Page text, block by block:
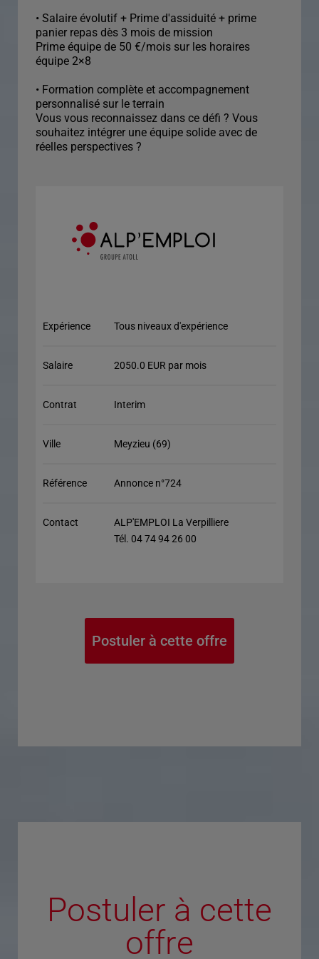
• Salaire évolutif + Prime d'assiduité + prime
panier repas dès 3 mois de mission
Prime équipe de 50 €/mois sur les horaires
équipe 2×8
• Formation complète et accompagnement
personnalisé sur le terrain
Vous vous reconnaissez dans ce défi ? Vous
souhaitez intégrer une équipe solide avec de
réelles perspectives ?
Expérience Tous niveaux d'expérience
Salaire 2050.0 EUR par mois
Contrat Interim
Ville Meyzieu (69)
Référence Annonce n°724
Contact
ALP'EMPLOI La Verpilliere
Tél. 04 74 94 26 00
Postuler à cette offre
Postuler à cette
offre